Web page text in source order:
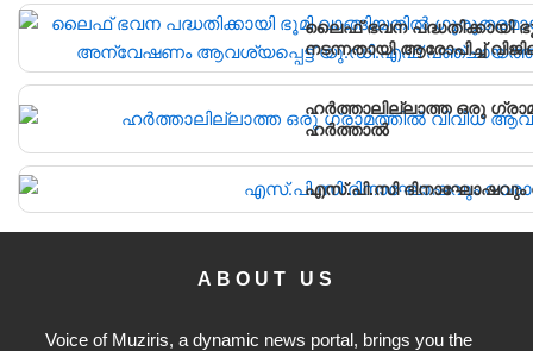
ലൈഫ് ഭവന പദ്ധതിക്കായി
നടന്നതായി ആരോപിച്ച്
പഞ്ചായത്ത് ഓഫീസിലേക്ക്
ഹർത്താലില്ലാത്ത ഒരു
ഹർത്താൽ
എസ്.പി.സി ദിനാഘോഷവും
ABOUT US
Voice of Muziris, a dynamic news portal, brings you the